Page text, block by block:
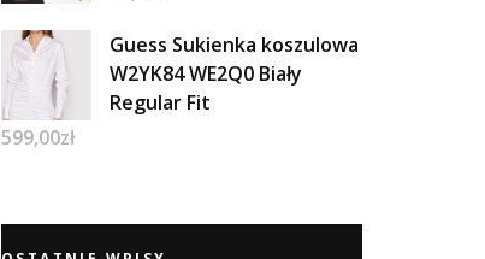
Guess Sukienka koszulowa
W2YK84 WE2Q0 Biały
Regular Fit
599,00zł